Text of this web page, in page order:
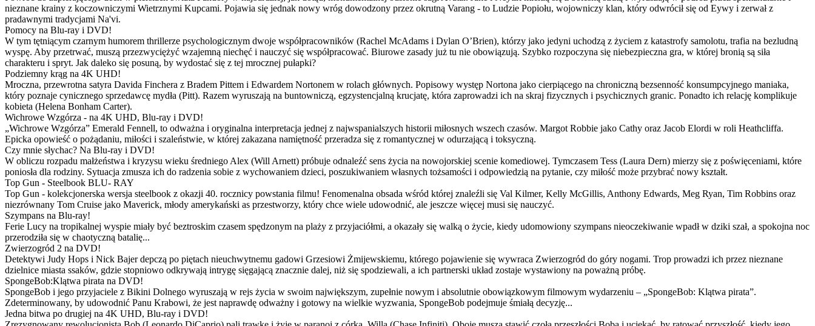
nieznane krainy z koczowniczymi Wietrznymi Kupcami. Pojawia się jednak nowy wróg dowodzony przez okrutną Varang - to Ludzie Popiołu, wojowniczy klan, który odwrócił się od Eywy i zerwał z
pradawnymi tradycjami Na'vi.
Pomocy na Blu-ray i DVD!
W tym tętniącym czarnym humorem thrillerze psychologicznym dwoje współpracowników (Rachel McAdams i Dylan O’Brien), którzy jako jedyni uchodzą z życiem z katastrofy samolotu, trafia na bezludną
wyspę. Aby przetrwać, muszą przezwyciężyć wzajemną niechęć i nauczyć się współpracować. Biurowe zasady już tu nie obowiązują. Szybko rozpoczyna się niebezpieczna gra, w której bronią są siła
charakteru i spryt. Jak daleko się posuną, by wydostać się z tej mrocznej pułapki?
Podziemny krąg na 4K UHD!
Mroczna, przewrotna satyra Davida Finchera z Bradem Pittem i Edwardem Nortonem w rolach głównych. Popisowy występ Nortona jako cierpiącego na chroniczną bezsenność konsumpcyjnego maniaka,
który poznaje cynicznego sprzedawcę mydła (Pitt). Razem wyruszają na buntowniczą, egzystencjalną krucjatę, która zaprowadzi ich na skraj fizycznych i psychicznych granic. Ponadto ich relację komplikuje
kobieta (Helena Bonham Carter).
Wichrowe Wzgórza - na 4K UHD, Blu-ray i DVD!
„Wichrowe Wzgórza” Emerald Fennell, to odważna i oryginalna interpretacja jednej z najwspanialszych historii miłosnych wszech czasów. Margot Robbie jako Cathy oraz Jacob Elordi w roli Heathcliffa.
Epicka opowieść o pożądaniu, miłości i szaleństwie, w której zakazana namiętność przeradza się z romantycznej w odurzającą i toksyczną.
Czy mnie słychac? Na Blu-ray i DVD!
W obliczu rozpadu małżeństwa i kryzysu wieku średniego Alex (Will Arnett) próbuje odnaleźć sens życia na nowojorskiej scenie komediowej. Tymczasem Tess (Laura Dern) mierzy się z poświęceniami, które
poniosła dla rodziny. Sytuacja zmusza ich do radzenia sobie z wychowaniem dzieci, poszukiwaniem własnych tożsamości i odpowiedzią na pytanie, czy miłość może przybrać nowy kształt.
Top Gun - Steelbook BLU- RAY
Top Gun - kolekcjonerska wersja steelbook z okazji 40. rocznicy powstania filmu! Fenomenalna obsada wśród której znaleźli się Val Kilmer, Kelly McGillis, Anthony Edwards, Meg Ryan, Tim Robbins oraz
niezrównany Tom Cruise jako Maverick, młody amerykański as przestworzy, który chce wiele udowodnić, ale jeszcze więcej musi się nauczyć.
Szympans na Blu-ray!
Ferie Lucy na tropikalnej wyspie miały być beztroskim czasem spędzonym na plaży z przyjaciółmi, a okazały się walką o życie, kiedy udomowiony szympans nieoczekiwanie wpadł w dziki szał, a spokojna noc
przerodziła się w chaotyczną batalię...
Zwierzogród 2 na DVD!
Detektywi Judy Hops i Nick Bajer depczą po piętach nieuchwytnemu gadowi Grzesiowi Żmijewskiemu, którego pojawienie się wywraca Zwierzogród do góry nogami. Trop prowadzi ich przez nieznane
dzielnice miasta ssaków, gdzie stopniowo odkrywają intrygę sięgającą znacznie dalej, niż się spodziewali, a ich partnerski układ zostaje wystawiony na poważną próbę.
SpongeBob:Klątwa pirata na DVD!
SpongeBob i jego przyjaciele z Bikini Dolnego wyruszają w rejs życia w swoim największym, zupełnie nowym i absolutnie obowiązkowym filmowym wydarzeniu – „SpongeBob: Klątwa pirata”.
Zdeterminowany, by udowodnić Panu Krabowi, że jest naprawdę odważny i gotowy na wielkie wyzwania, SpongeBob podejmuje śmiałą decyzję...
Jedna bitwa po drugiej na 4K UHD, Blu-ray i DVD!